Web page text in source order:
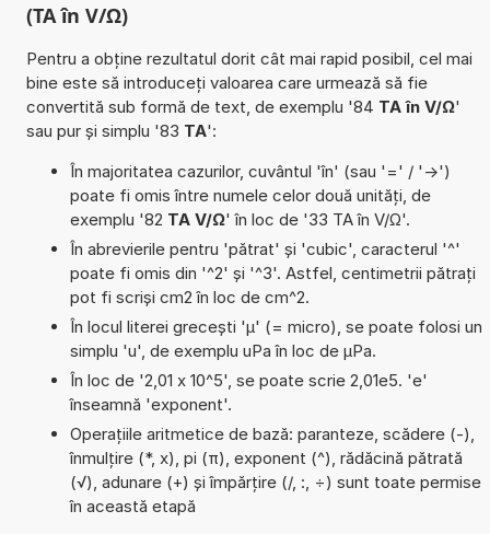
(TA în V/Ω)
Pentru a obține rezultatul dorit cât mai rapid posibil, cel mai
bine este să introduceți valoarea care urmează să fie
convertită sub formă de text, de exemplu '84 TA în V/Ω'
sau pur și simplu '83 TA':
În majoritatea cazurilor, cuvântul 'în' (sau '=' / '->')
poate fi omis între numele celor două unități, de
exemplu '82 TA V/Ω' în loc de '33 TA în V/Ω'.
În abrevierile pentru 'pătrat' și 'cubic', caracterul '^'
poate fi omis din '^2' și '^3'. Astfel, centimetrii pătrați
pot fi scriși cm2 în loc de cm^2.
În locul literei grecești 'µ' (= micro), se poate folosi un
simplu 'u', de exemplu uPa în loc de µPa.
În loc de '2,01 x 10^5', se poate scrie 2,01e5. 'e'
înseamnă 'exponent'.
Operațiile aritmetice de bază: paranteze, scădere (-),
înmulțire (*, x), pi (π), exponent (^), rădăcină pătrată
(√), adunare (+) și împărțire (/, :, ÷) sunt toate permise
în această etapă